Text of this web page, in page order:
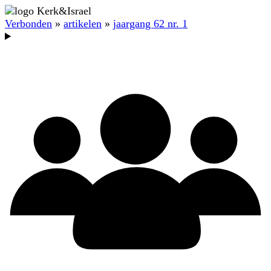
Verbonden » artikelen » jaargang 62 nr. 1